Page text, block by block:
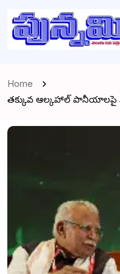
Home
తక్కువ ఆల్కహాల్ పానీయాలపై